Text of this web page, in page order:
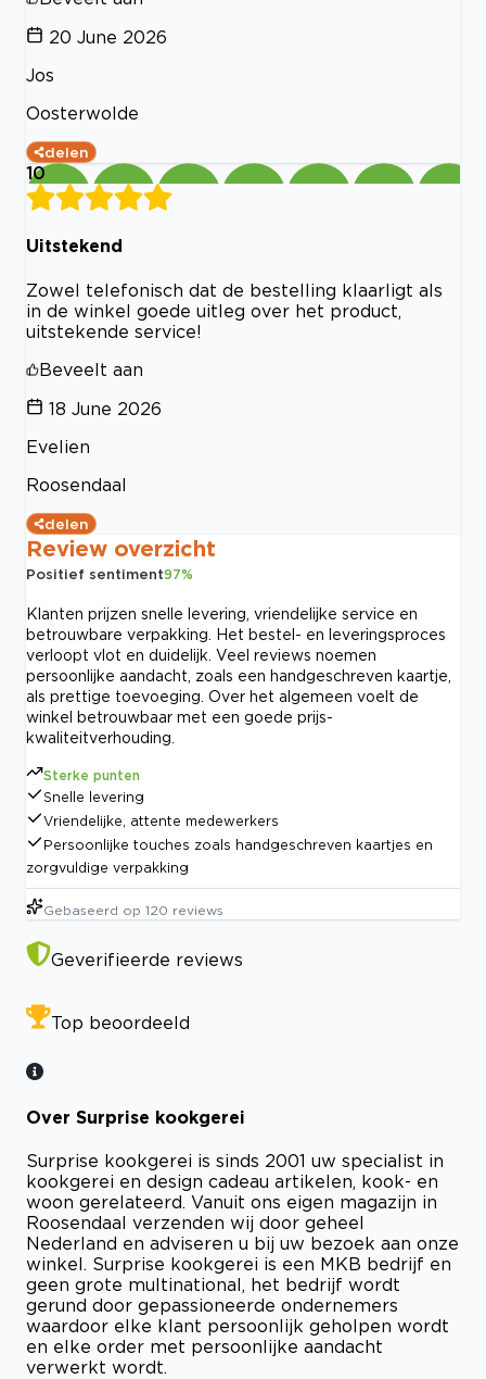
20 June 2026
Jos
Oosterwolde
delen
10
Uitstekend
Zowel telefonisch dat de bestelling klaarligt als
in de winkel goede uitleg over het product,
uitstekende service!
Beveelt aan
18 June 2026
Evelien
Roosendaal
delen
Review overzicht
Positief sentiment97%
Klanten prijzen snelle levering, vriendelijke service en
betrouwbare verpakking. Het bestel- en leveringsproces
verloopt vlot en duidelijk. Veel reviews noemen
persoonlijke aandacht, zoals een handgeschreven kaartje,
als prettige toevoeging. Over het algemeen voelt de
winkel betrouwbaar met een goede prijs-
kwaliteitverhouding.
Sterke punten
Snelle levering
Vriendelijke, attente medewerkers
Persoonlijke touches zoals handgeschreven kaartjes en
zorgvuldige verpakking
Gebaseerd op 120 reviews
Geverifieerde reviews
Top beoordeeld
Over Surprise kookgerei
Surprise kookgerei is sinds 2001 uw specialist in
kookgerei en design cadeau artikelen, kook- en
woon gerelateerd. Vanuit ons eigen magazijn in
Roosendaal verzenden wij door geheel
Nederland en adviseren u bij uw bezoek aan onze
winkel. Surprise kookgerei is een MKB bedrijf en
geen grote multinational, het bedrijf wordt
gerund door gepassioneerde ondernemers
waardoor elke klant persoonlijk geholpen wordt
en elke order met persoonlijke aandacht
verwerkt wordt.